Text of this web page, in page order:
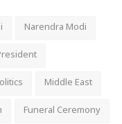
Narendra Modi
Middle East
Funeral Ceremony